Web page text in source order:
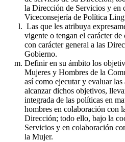
la Dirección de Servicios y en
Viceconsejería de Política
Las que les atribuya
vigente o tengan el carácter
con carácter general a las
Gobierno.
Definir en su ámbito los
Mujeres y Hombres de la
así como ejecutar y evaluar
alcanzar dichos objetivos,
integrada de las políticas en
hombres en colaboración con
Dirección; todo ello, bajo la
Servicios y en colaboración
la Mujer.